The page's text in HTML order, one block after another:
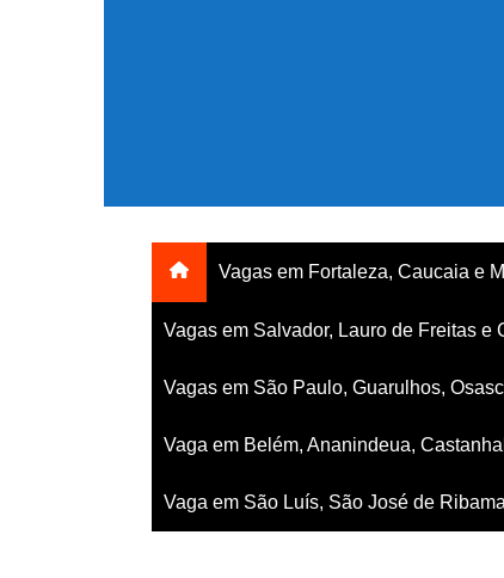
Vagas em Fortaleza, Caucaia e
Vagas em Salvador, Lauro de Freitas e
Vagas em São Paulo, Guarulhos,
Vaga em Belém, Ananindeua,
Vaga em São Luís, São José de